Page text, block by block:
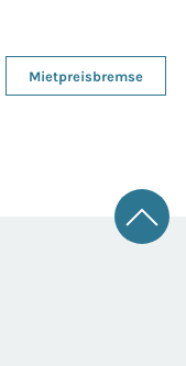
Mietpreisbremse